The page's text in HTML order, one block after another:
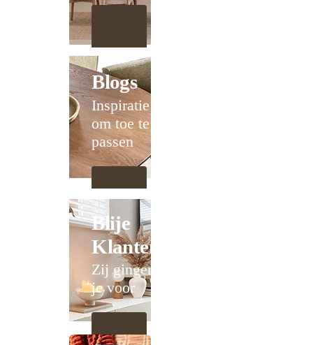
Blogs
Inspiratie
om toe te
passen
Blije
Klanten
Zij gingen
je voor